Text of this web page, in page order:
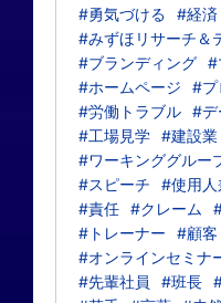
#勇気づける
#経済
#みずほリサーチ＆
#ブランディング #
#ホームページ
#プ
#労働トラブル #デ
#工場見学 #建設業
#ワーキンググルー
#スピーチ
#使用人
#責任 #クレーム
#トレーナー
#顧客
#オンラインセミナ
#先輩社員
#班長